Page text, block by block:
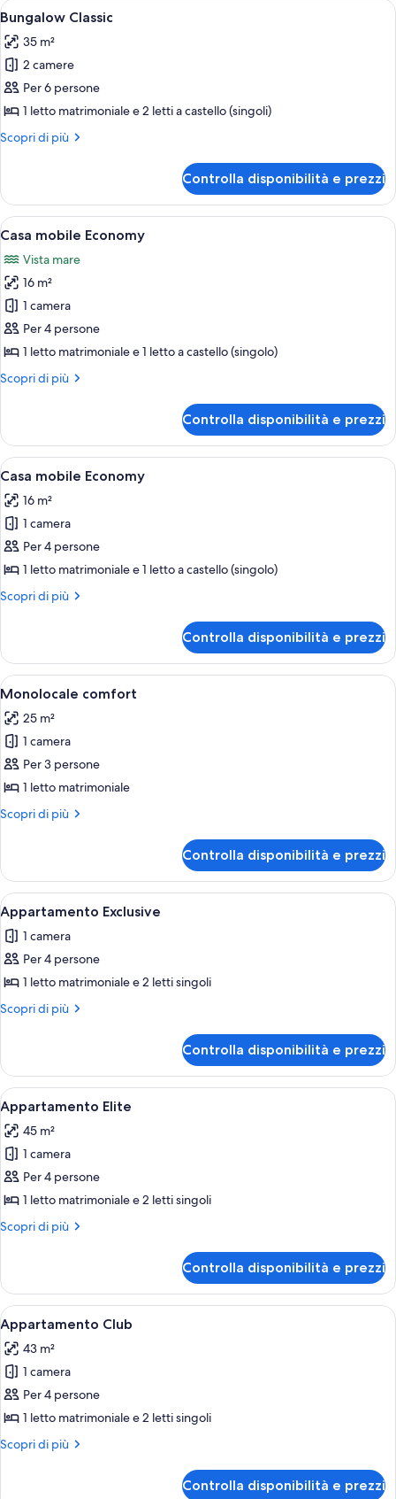
Apri
tutte
le
foto
per
Bungalow
Classic
Una camera da letto con un letto,
8
Bungalow Classic
35 m²
2 camere
Per 6 persone
1 letto matrimoniale e 2 letti a castello (singoli)
Scopri di più
Altri
Classic
Controlla disponibilità e prezzi
Apri
tutte
le
foto
per
Casa
mobile
Camera d'albergo con un letto, due
7
Casa mobile Economy
Vista mare
16 m²
1 camera
Per 4 persone
1 letto matrimoniale e 1 letto a castello (singolo)
Scopri di più
Altri
mobile
Economy
Controlla disponibilità e prezzi
Apri
tutte
le
foto
per
Casa
mobile
Economy
Camera d'albergo con un letto, due
6
Casa mobile Economy
16 m²
1 camera
Per 4 persone
1 letto matrimoniale e 1 letto a castello (singolo)
Scopri di più
Altri
mobile
Economy
Controlla disponibilità e prezzi
Apri
tutte
le
foto
per
Monolocale
comfort
Un edificio a due piani con un
7
Monolocale comfort
25 m²
1 camera
Per 3 persone
1 letto matrimoniale
Scopri di più
Altri
comfort
Controlla disponibilità e prezzi
Apri
tutte
le
foto
per
Appartamento
Una terrazza con tavolo e sedie, un
6
Appartamento Exclusive
1 camera
Per 4 persone
1 letto matrimoniale e 2 letti singoli
Scopri di più
Altri
Exclusive
Controlla disponibilità e prezzi
Apri
tutte
le
foto
per
Appartamento
Elite
Una stanza compatta con un letto,
10
Appartamento Elite
45 m²
1 camera
Per 4 persone
1 letto matrimoniale e 2 letti singoli
Scopri di più
Altri
Elite
Controlla disponibilità e prezzi
Apri
tutte
le
foto
per
Appartamento
Club
Una stanza con un divano verde,
6
Appartamento Club
43 m²
1 camera
Per 4 persone
1 letto matrimoniale e 2 letti singoli
Scopri di più
Altri
Controlla disponibilità e prezzi